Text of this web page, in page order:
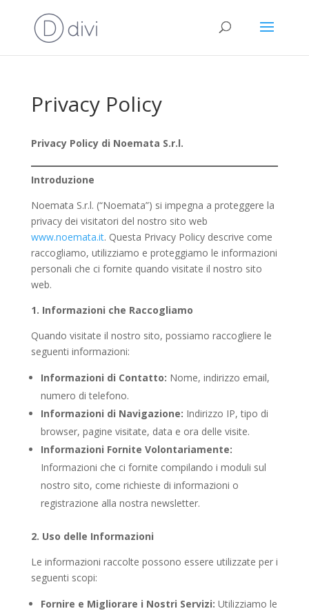
Privacy Policy
Privacy Policy di Noemata S.r.l.
Introduzione
Noemata S.r.l. (“Noemata”) si impegna a proteggere la
privacy dei visitatori del nostro sito web
www.noemata.it. Questa Privacy Policy descrive come
raccogliamo, utilizziamo e proteggiamo le informazioni
personali che ci fornite quando visitate il nostro sito
web.
1. Informazioni che Raccogliamo
Quando visitate il nostro sito, possiamo raccogliere le
seguenti informazioni:
Informazioni di Contatto: Nome, indirizzo email,
numero di telefono.
Informazioni di Navigazione: Indirizzo IP, tipo di
browser, pagine visitate, data e ora delle visite.
Informazioni Fornite Volontariamente:
Informazioni che ci fornite compilando i moduli sul
nostro sito, come richieste di informazioni o
registrazione alla nostra newsletter.
2. Uso delle Informazioni
Le informazioni raccolte possono essere utilizzate per i
seguenti scopi:
Fornire e Migliorare i Nostri Servizi: Utilizziamo le